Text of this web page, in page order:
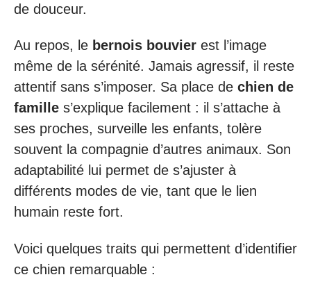
de douceur.
Au repos, le bernois bouvier est l’image
même de la sérénité. Jamais agressif, il reste
attentif sans s’imposer. Sa place de chien de
famille s’explique facilement : il s’attache à
ses proches, surveille les enfants, tolère
souvent la compagnie d’autres animaux. Son
adaptabilité lui permet de s’ajuster à
différents modes de vie, tant que le lien
humain reste fort.
Voici quelques traits qui permettent d’identifier
ce chien remarquable :